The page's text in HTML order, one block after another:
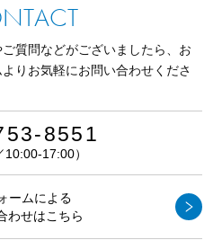
質問などがございましたら、 お
りお気軽にお問い合わせくださ
8551
10:00-17:00）
ームによる
わせはこちら